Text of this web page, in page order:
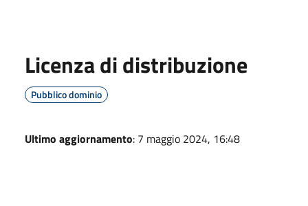
Licenza di distribuzione
Pubblico dominio
Ultimo aggiornamento: 7 maggio 2024, 16:48